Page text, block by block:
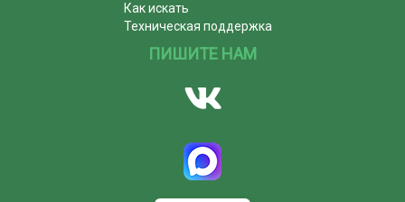
Как искать
Техническая поддержка
ПИШИТЕ НАМ